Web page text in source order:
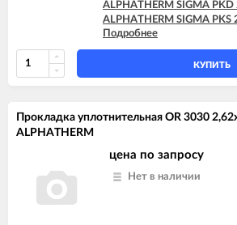
ALPHATHERM SIGMA PKD
ALPHATHERM SIGMA PKS
ALPHATHERM SIGMA PTD
ALPHATHERM SIGMA PTD
ALPHATHERM SIGMA PTS
ALPHATHERM SIGMA PTS
Подробнее
КУПИТЬ
Прокладка уплотнительная OR 3030
ALPHATHERM
цена по запросу
Нет в наличии